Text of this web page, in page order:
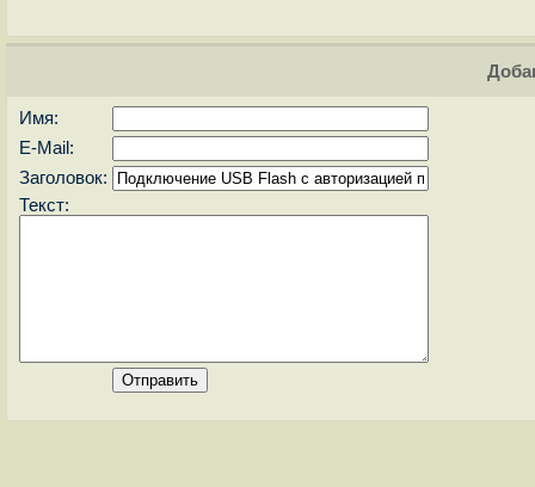
Имя:
E-Mail:
Заголовок:
Текст: